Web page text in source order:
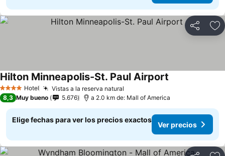
Compartir
4 EstrellasHotel Vistas a la reserva natural
Hilton Minneapolis-St. Paul Airport
8,3 Muy bueno 5.676 a 2.0 km de: Mall of America
Elige fechas para ver los precios exactos
Ver precios